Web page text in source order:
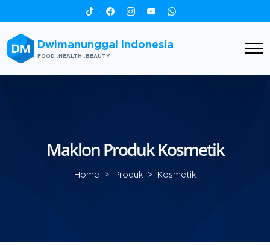
Dwimanunggal Indonesia
FOOD .HEALTH .BEAUTY
Maklon Produk Kosmetik
Home > Produk > Kosmetik